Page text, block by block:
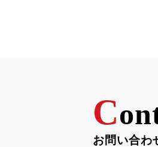
C
お問い合わ